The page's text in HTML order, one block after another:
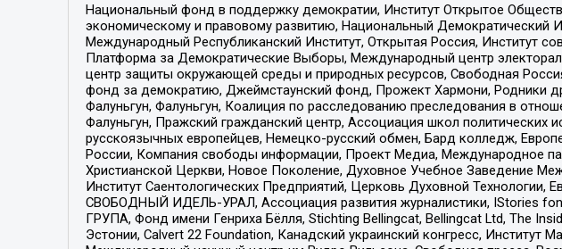
Национальный фонд в поддержку демократии, Институт Открытое
экономическому и правовому развитию, Национальный Демократический
Международный Республиканский Институт, Открытая Россия, Институт
Платформа за Демократические Выборы, Международный центр
центр защиты окружающей среды и природных ресурсов, Свободная
фонд за демократию, Джеймстаунский фонд, Прожект Хармони, Родники
Фалуньгун, Фалуньгун, Коалиция по расследованию преследования в
Фалуньгун, Пражский гражданский центр, Ассоциация школ
русскоязычных европейцев, Немецко-русский обмен, Бард колледж,
России, Компания свободы информации, Проект Медиа, Международное
Христианской Церкви, Новое Поколение, Духовное Учебное Заведение
Институт Саентологических Предприятий, Церковь Духовной
СВОБОДНЫЙ ИДЕЛЬ-УРАЛ, Ассоциация развития журналистики, IStories
ГРУПА, Фонд имени Генриха Бёлля, Stichting Bellingcat, Bellingcat Ltd, The
Эстонии, Calvert 22 Foundation, Канадский украинский конгресс,